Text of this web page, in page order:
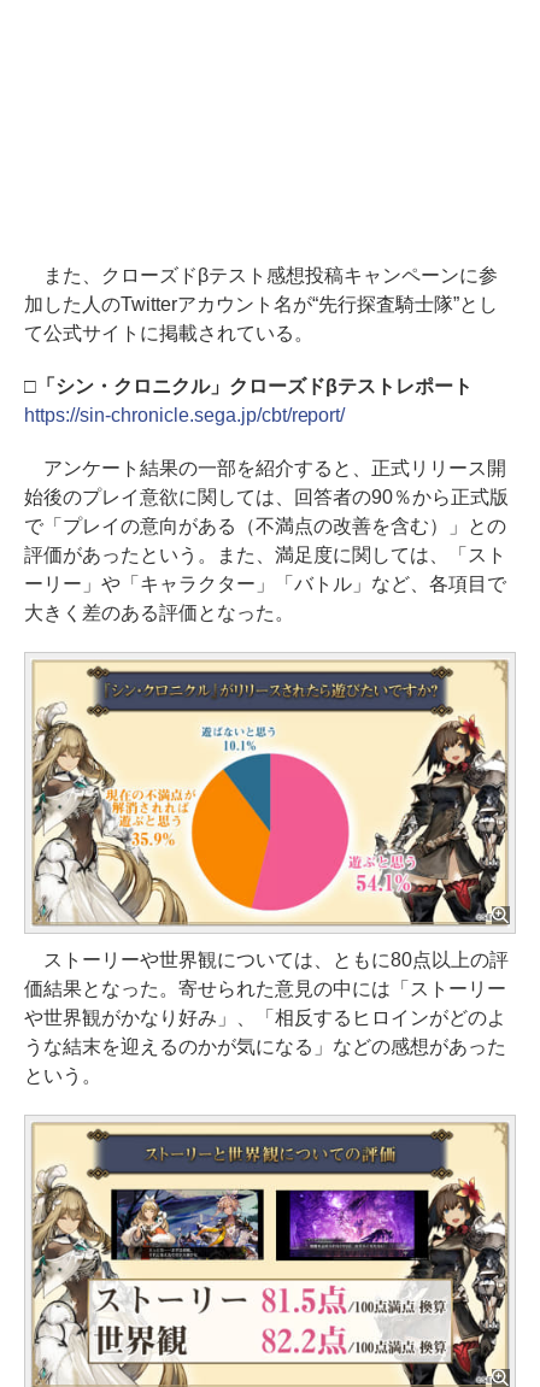
また、クローズドβテスト感想投稿キャンペーンに参
加した人のTwitterアカウント名が“先行探査騎士隊”とし
て公式サイトに掲載されている。
□「シン・クロニクル」クローズドβテストレポート
https://sin-chronicle.sega.jp/cbt/report/
アンケート結果の一部を紹介すると、正式リリース開
始後のプレイ意欲に関しては、回答者の90％から正式版
で「プレイの意向がある（不満点の改善を含む）」との
評価があったという。また、満足度に関しては、「スト
ーリー」や「キャラクター」「バトル」など、各項目で
大きく差のある評価となった。
ストーリーや世界観については、ともに80点以上の評
価結果となった。寄せられた意見の中には「ストーリー
や世界観がかなり好み」、「相反するヒロインがどのよ
うな結末を迎えるのかが気になる」などの感想があった
という。